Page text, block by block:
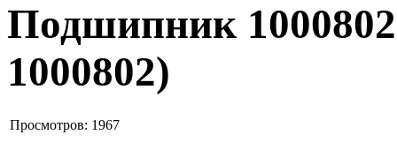
Подшипник
1000802)
Просмотров: 1967